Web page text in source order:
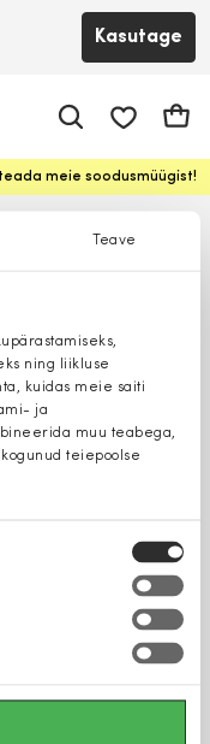
Teave
ning liikluse
kuidas meie saiti
ja
muu teabega,
teiepoolse
Kasutage
meie soodusmüügist!